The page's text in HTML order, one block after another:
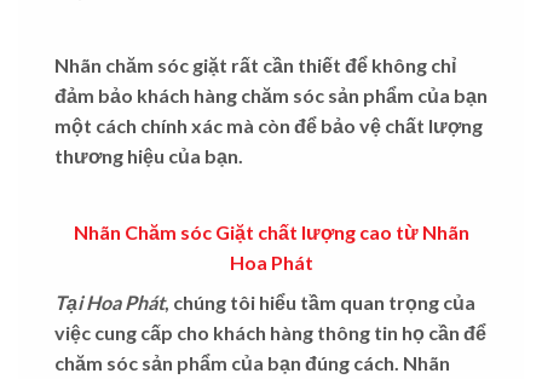
Nhãn chăm sóc giặt rất cần thiết để không chỉ
đảm bảo khách hàng chăm sóc sản phẩm của bạn
một cách chính xác mà còn để bảo vệ chất lượng
thương hiệu của bạn.
Nhãn Chăm sóc Giặt chất lượng cao từ Nhãn
Hoa Phát
Tại Hoa Phát, chúng tôi hiểu tầm quan trọng của
việc cung cấp cho khách hàng thông tin họ cần để
chăm sóc sản phẩm của bạn đúng cách. Nhãn